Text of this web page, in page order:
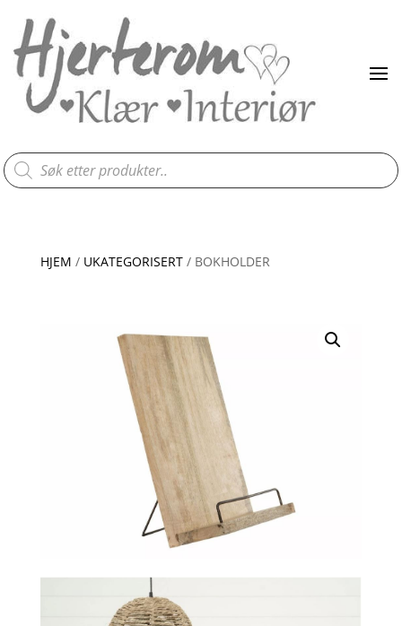
Products
search
HJEM / UKATEGORISERT/ BOKHOLDER